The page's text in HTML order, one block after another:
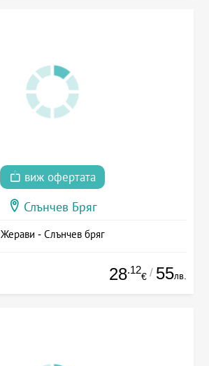
виж офертата
Слънчев Бряг
Жерави - Слънчев бряг
28.12
€ / 55лв.